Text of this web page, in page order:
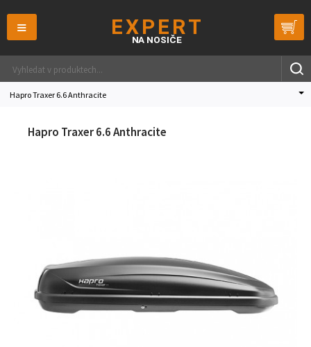
≡
Hapro Traxer 6.6 Anthracite
Hapro Traxer 6.6 Anthracite